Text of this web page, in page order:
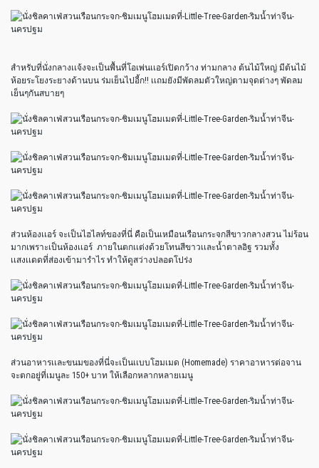
สำหรับที่นั่งกลางเเจ้งจะเป็นพื้นที่โอเพ่นเเอร์เปิดกว้าง ท่ามกลาง ต้นไม้ใหญ่ มีต้นไม้
ห้อยระโยงระยางด้านบน ร่มเย็นไปอี้ก!! เเถมยังมีพัดลมตัวใหญ่ตามจุดต่างๆ พัดลม
เย็นๆกันสบายๆ
ส่วนห้องเเอร์ จะเป็นไฮไลท์ของที่นี่ คือเป็นเหมือนเรือนกระจกสีขาวกลางสวน ไม่ร้อน
มากเพราะเป็นห้องเเอร์ ภายในตกเเต่งด้วยโทนสีขาวเเละน้ำตาลอิฐ รวมทั้ง
เเสงเเดดที่ส่องเข้ามารำไร ทำให้ดูสว่างปลอดโปร่ง
ส่วนอาหารเเละขนมของที่นี่จะเป็นเเบบโฮมเมด (Homemade) ราคาอาหารต่อจาน
จะตกอยู่ที่เมนูละ 150+ บาท ให้เลือกหลากหลายเมนู